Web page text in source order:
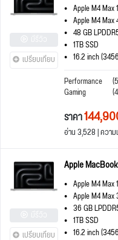
เปรียบเทียบ
Apple M4
Apple M4
48 GB
1TB SSD
16.2 inch
Performance
Gaming
ราคา
อ่าน 3,528 | ความ
เปรียบเทียบ
Apple
Apple M4 Max
Apple M4
36 GB
1TB SSD
16.2 inch